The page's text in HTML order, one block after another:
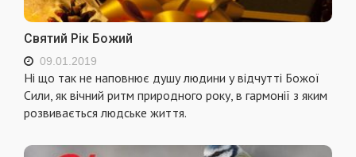
Святий Рік Божий
09.01.2019
Ні що так не наповнює душу людини у відчутті Божої
Сили, як вічний ритм природного року, в гармонії з яким
розвивається людське життя.